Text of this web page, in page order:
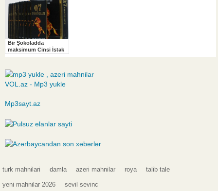
VOL.az - Mp3 yukle
Mp3sayt.az
turk mahnilari damla azeri mahnilar roya talib tale
yeni mahnilar 2026 sevil sevinc